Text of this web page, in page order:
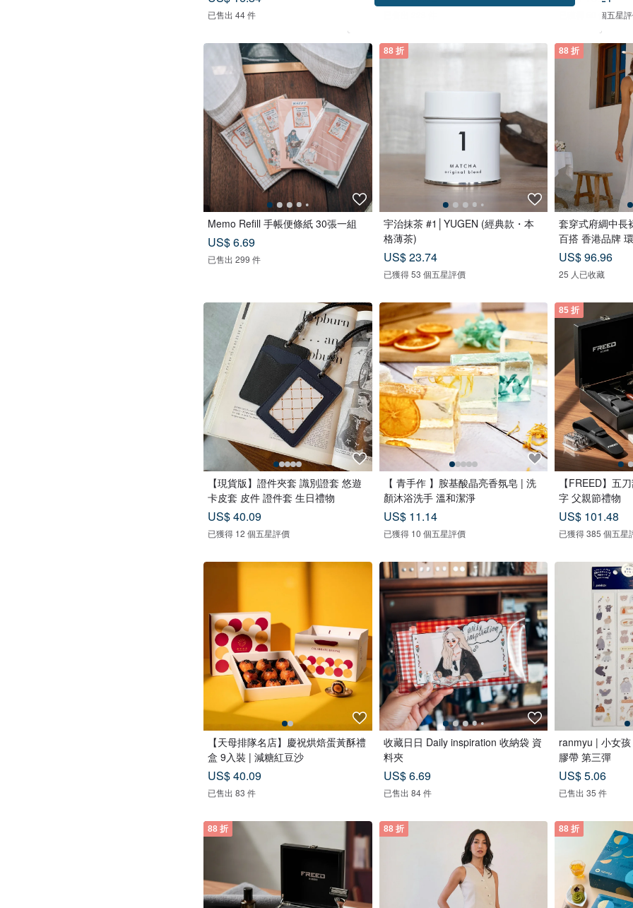
已售出 44 件 已獲得 50 個五星
Memo Refill 手帳便條紙 30張一組
US$ 6.69
已售出 299 件
88 折
宇治抹茶 #1│YUGEN (經典款・本
格薄茶)
US$ 23.74
已獲得 53 個五星評價
88 折
套穿式府綢中長
百搭 香港品牌
US$ 96.96
25 人已收藏
【現貨版】證件夾套 識別證套 悠遊
卡皮套 皮件 證件套 生日禮物
US$ 40.09
已獲得 12 個五星評價
【 青手作 】胺基酸晶亮香氛皂 | 洗
顏沐浴洗手 溫和潔淨
US$ 11.14
已獲得 10 個五星評價
85 折
【FREED】五
字 父親節禮物
US$ 101.48
已獲得 385 個五星
【天母排隊名店】慶祝烘焙蛋黃酥禮
盒 9入裝 | 減糖紅豆沙
US$ 40.09
已售出 83 件
收藏日日 Daily inspiration 收納袋 資
料夾
US$ 6.69
已售出 84 件
ranmyu | 小女
膠帶 第三彈
US$ 5.06
已售出 35 件
88 折 88 折 88 折